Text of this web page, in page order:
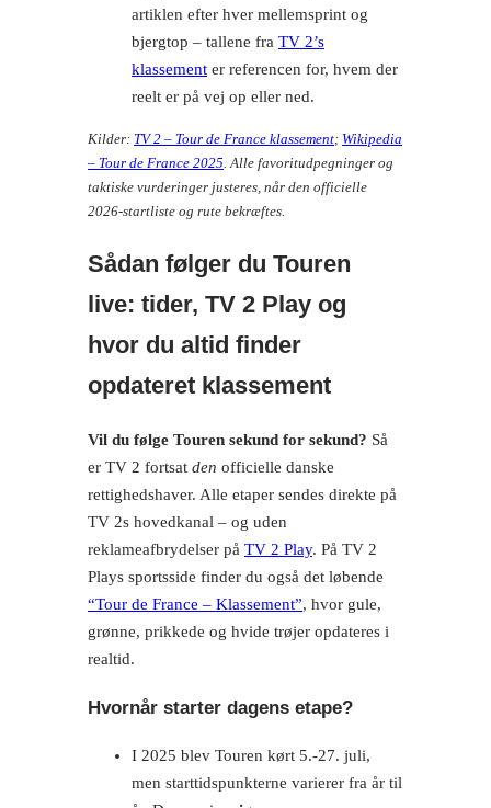
artiklen efter hver mellemsprint og
bjergtop – tallene fra TV 2’s
klassement er referencen for, hvem der
reelt er på vej op eller ned.
Kilder: TV 2 – Tour de France klassement; Wikipedia
– Tour de France 2025. Alle favoritudpegninger og
taktiske vurderinger justeres, når den officielle
2026-startliste og rute bekræftes.
Sådan følger du Touren
live: tider, TV 2 Play og
hvor du altid finder
opdateret klassement
Vil du følge Touren sekund for sekund? Så
er TV 2 fortsat den officielle danske
rettighedshaver. Alle etaper sendes direkte på
TV 2s hovedkanal – og uden
reklameafbrydelser på TV 2 Play. På TV 2
Plays sportsside finder du også det løbende
“Tour de France – Klassement”, hvor gule,
grønne, prikkede og hvide trøjer opdateres i
realtid.
Hvornår starter dagens etape?
I 2025 blev Touren kørt 5.-27. juli,
men start­tidspunkterne varierer fra år til